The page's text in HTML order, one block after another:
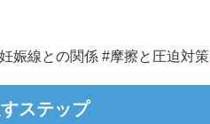
娠線との関係 #摩擦と圧迫対策
ステップ